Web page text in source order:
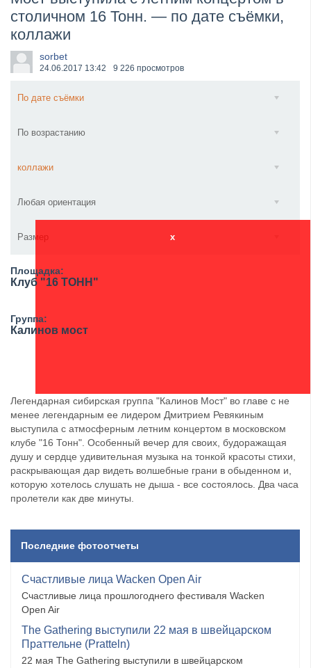
​Anthrax выпустили новый сингл и клип «Everybod...
столичном 16 Тонн. — по дате съёмки,
коллажи
sorbet
24.06.2017 13:42 9 226 просмотров
По дате съёмки
По возрастанию
коллажи
Любая ориентация
Размер x
Площадка:
Клуб "16 ТОНН"
Группа:
Калинов мост
Легендарная сибирская группа "Калинов Мост" во главе с не
менее легендарным ее лидером Дмитрием Ревякиным
выступила с атмосферным летним концертом в московском
клубе "16 Тонн". Особенный вечер для своих, будоражащая
душу и сердце удивительная музыка на тонкой красоты стихи,
раскрывающая дар видеть волшебные грани в обыденном и,
которую хотелось слушать не дыша - все состоялось. Два часа
пролетели как две минуты.
Последние фотоотчеты
Счастливые лица Wacken Open Air
Счастливые лица прошлогоднего фестиваля Wacken
Open Air
The Gathering выступили 22 мая в швейцарском
Праттельне (Pratteln)
22 мая The Gathering выступили в швейцарском